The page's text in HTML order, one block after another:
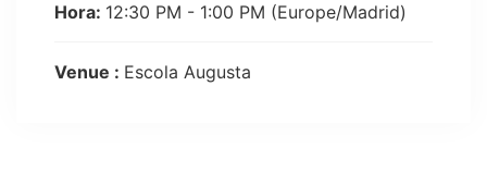
Hora: 12:30 PM - 1:00 PM (Europe/Madrid)
Venue : Escola Augusta